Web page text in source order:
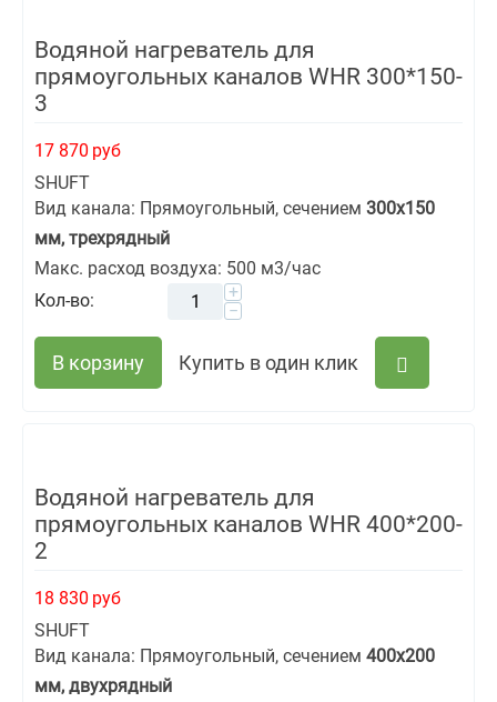
Водяной нагреватель для
прямоугольных каналов WHR 300*150-
3
17 870 руб
SHUFT
Вид канала: Прямоугольный, сечением 300х150
мм, трехрядный
Макс. расход воздуха: 500 м3/час
Кол-во:
+
−
В корзину Купить в один клик
Водяной нагреватель для
прямоугольных каналов WHR 400*200-
2
18 830 руб
SHUFT
Вид канала: Прямоугольный, сечением 400х200
мм, двухрядный